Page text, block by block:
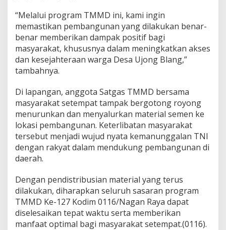
“Melalui program TMMD ini, kami ingin
memastikan pembangunan yang dilakukan benar-
benar memberikan dampak positif bagi
masyarakat, khususnya dalam meningkatkan akses
dan kesejahteraan warga Desa Ujong Blang,”
tambahnya.
Di lapangan, anggota Satgas TMMD bersama
masyarakat setempat tampak bergotong royong
menurunkan dan menyalurkan material semen ke
lokasi pembangunan. Keterlibatan masyarakat
tersebut menjadi wujud nyata kemanunggalan TNI
dengan rakyat dalam mendukung pembangunan di
daerah.
Dengan pendistribusian material yang terus
dilakukan, diharapkan seluruh sasaran program
TMMD Ke-127 Kodim 0116/Nagan Raya dapat
diselesaikan tepat waktu serta memberikan
manfaat optimal bagi masyarakat setempat.(0116).